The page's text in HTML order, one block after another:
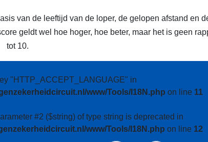
van de leeftijd van de loper, de gelopen afstand en
geldt wel hoe hoger, hoe beter, maar het is geen
tot 10.
"HTTP_ACCEPT_LANGUAGE" in
www/Tools/I18N.php on line 11
#2 ($string) of type string is deprecated in
www/Tools/I18N.php on line 12